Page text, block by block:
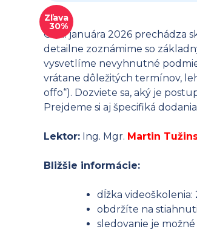
Zľava
30%
Od 1. januára 2026 prechádza
detailne zoznámime so
vysvetlíme nevyhnutné
vrátane dôležitých termínov,
offo“). Dozviete sa, aký je
Prejdeme si aj špecifiká
Lektor: Ing. Mgr. Martin
Bližšie informácie:
dĺžka videoškolenia:
obdržíte na
sledovanie je